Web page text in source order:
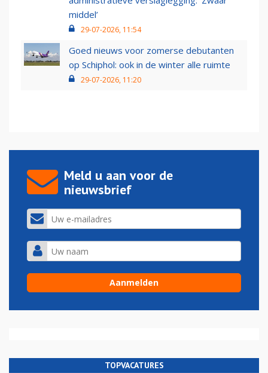
middel’
29-07-2026, 11:54
Goed nieuws voor zomerse debutanten
op Schiphol: ook in de winter alle ruimte
29-07-2026, 11:20
Meld u aan voor de
nieuwsbrief
TOPVACATURES